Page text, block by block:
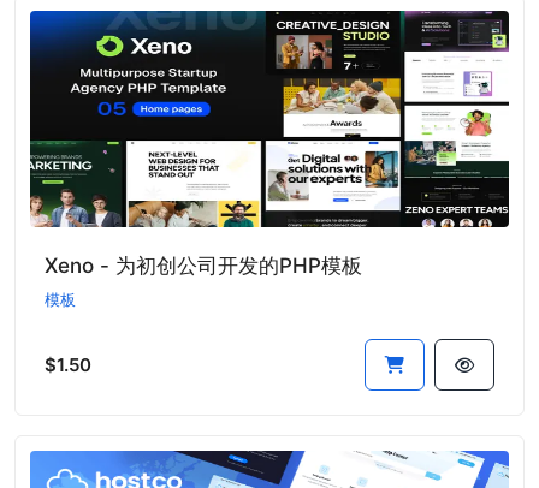
Xeno - 为初创公司开发的PHP模板
模板
$1.50